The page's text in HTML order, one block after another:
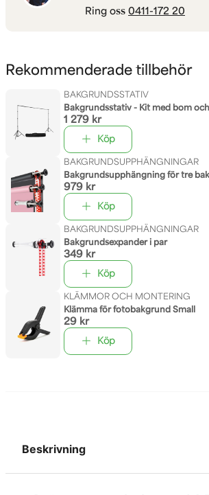
Ring oss 0411-172 20
Rekommenderade tillbehör
BAKGRUNDSSTATIV
Bakgrundsstativ - Kit med bom
1 279 kr
Köp
BAKGRUNDSUPPHÄNGNINGAR
Bakgrundsupphängning för tre
979 kr
Köp
BAKGRUNDSUPPHÄNGNINGAR
Bakgrundsexpander i par
349 kr
Köp
KLÄMMOR OCH MONTERING
Klämma för fotobakgrund Small
29 kr
Köp
Beskrivning